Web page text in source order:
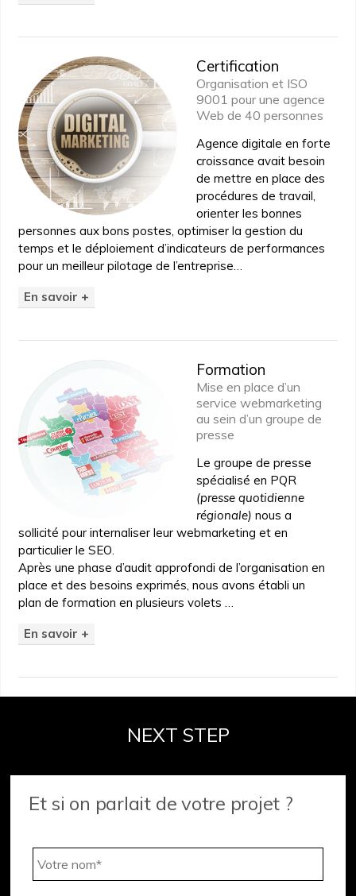
Certification
Organisation et ISO
9001 pour une agence
Web de 40 personnes
Agence digitale en forte
croissance avait besoin
de mettre en place des
procédures de travail,
orienter les bonnes
personnes aux bons postes, optimiser la gestion du
temps et le déploiement d’indicateurs de performances
pour un meilleur pilotage de l’entreprise…
En savoir +
Formation
Mise en place d’un
service webmarketing
au sein d’un groupe de
presse
Le groupe de presse
spécialisé en PQR
(presse quotidienne
régionale) nous a
sollicité pour internaliser leur webmarketing et en
particulier le SEO.
Après une phase d’audit approfondi de l’organisation en
place et des besoins exprimés, nous avons établi un
plan de formation en plusieurs volets …
En savoir +
NEXT STEP
Et si on parlait de votre projet ?